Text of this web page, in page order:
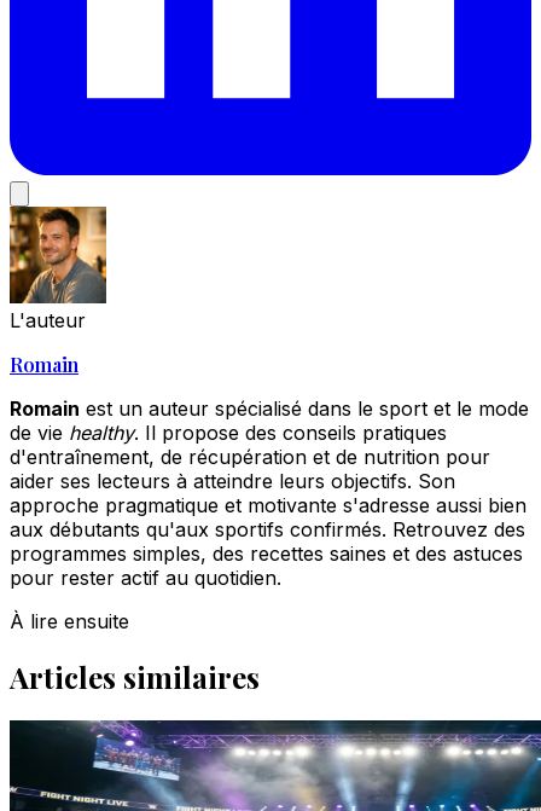
L'auteur
Romain
Romain est un auteur spécialisé dans le sport et le mode
de vie healthy. Il propose des conseils pratiques
d'entraînement, de récupération et de nutrition pour
aider ses lecteurs à atteindre leurs objectifs. Son
approche pragmatique et motivante s'adresse aussi bien
aux débutants qu'aux sportifs confirmés. Retrouvez des
programmes simples, des recettes saines et des astuces
pour rester actif au quotidien.
À lire ensuite
Articles similaires